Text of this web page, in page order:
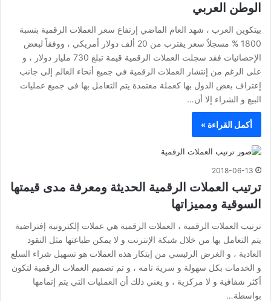
الوطن العربي
بيتكوين العرب ، شهد العام الماضي إرتفاع سعر العملات الرقمية بنسبة
1800 % مسجلاً سعر يقترب من 20 ألف دولار أمريكي ، ووفقاً لبعض
الإحصائيات فقد سجلت العملات الرقمية قيمة تبلغ 730 مليار دولار ، و
على الرغم من إنتشار العملات الرقمية في جميع أنحاء العالم إلى جانب
إعتراف بعض الدول بها كعملة معتمدة يتم التعامل بها في جميع عمليات
البيع و الشراء إلا أن…
أكمل القراءة »
2018-06-13
ترتيب العملات الرقمية الحديثة ومعرفة مدى قيمتها
السوقية ومميزاتها
ترتيب العملات الرقمية ، العملات الرقمية هي عملات إلكترونية إفتراضية
يتم التعامل بها من خلال شبكة الإنترنت و لا يمكن طباعتها مثل النقود
العادية ، و الغرض الرئيسي من إبتكار هذه العملات هو تسهيل شراء السلع
و الخدمات بكل سهولة و سرية تامه ، و تم تصميم العملات الرقمية لتكون
أكثر شفافية و لا مركزية ، و يعني ذلك أن العمليات التي يتم إتمامها
بواسطة…